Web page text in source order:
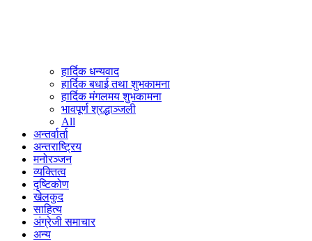
हार्दिक धन्यवाद
हार्दिक बधाई तथा शुभकामना
हार्दिक मंगलमय शुभकामना
भावपूर्ण श्रद्धाञ्जली
All
अन्तर्वार्ता
अन्तराष्ट्रिय
मनोरञ्जन
व्यक्तित्व
दृष्टिकोण
खेलकुद
साहित्य
अंग्रेजी समाचार
अन्य